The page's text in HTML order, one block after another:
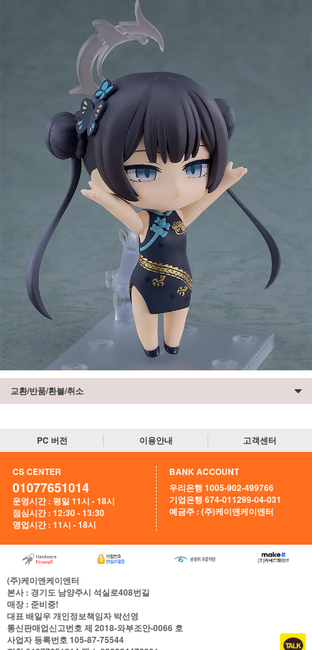
교환/반품/환불/취소
PC 버전 이용안내 고객센터
CS CENTER
01077651014
운영시간 : 평일 11시 - 18시
점심시간 : 12:30 - 13:30
영업시간 : 11시 - 18시
BANK ACCOUNT
우리은행 1005-902-499766
기업은행 674-011299-04-031
예금주 : (주)케이앤케이엔터
(주)케이엔케이엔터
본사: 경기도 남양주시 석실로408번길
매장: 준비중!
대표배일우개인정보책임자박선영
통신판매업신고번호제 2018-와부조안-0066 호
사업자 등록번호105-87-75544